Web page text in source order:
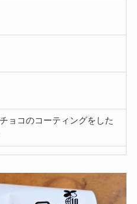
ョコのコーティングをした